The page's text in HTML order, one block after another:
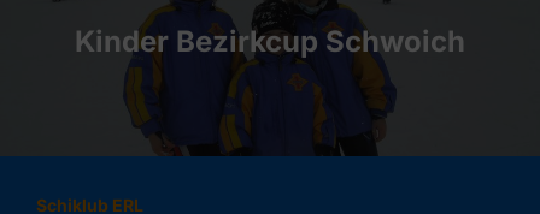
Kinder Bezirkcup Schwoich
Schiklub ERL